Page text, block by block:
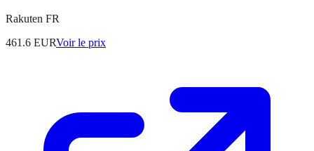
Rakuten FR
461.6 EURVoir le prix